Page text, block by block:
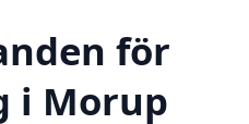
för
i Morup